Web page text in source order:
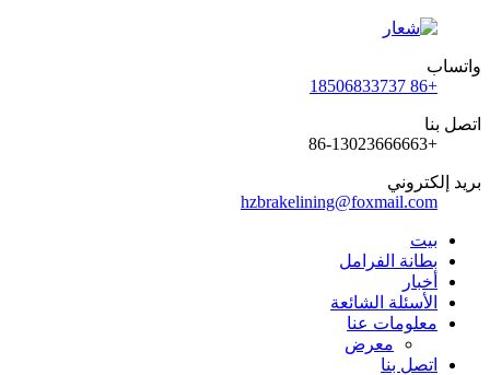
واتساب
+86 18506833737
اتصل بنا
+86-13023666663
بريد إلكتروني
hzbrakelining@foxmail.com
بيت
بطانة الفرامل
أخبار
الأسئلة الشائعة
معلومات عنا
معرض
اتصل بنا